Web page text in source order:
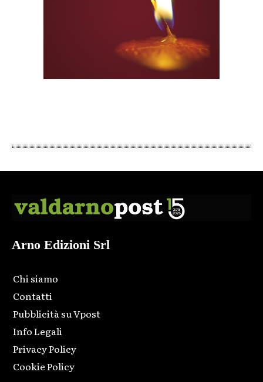
Arno Edizioni Srl
Chi siamo
Contatti
Pubblicità su Vpost
Info Legali
Privacy Policy
Cookie Policy